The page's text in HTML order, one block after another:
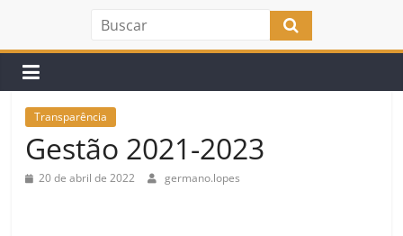
Transparência
Gestão 2021-2023
20 de abril de 2022 germano.lopes